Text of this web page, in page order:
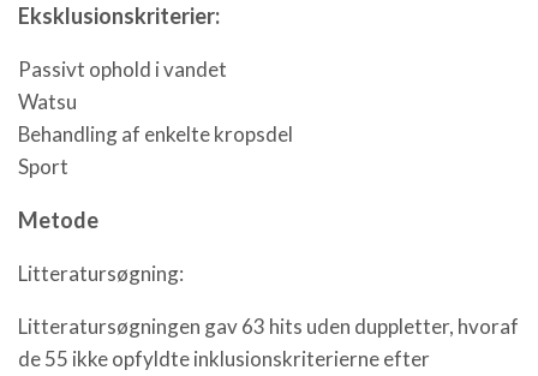
Eksklusionskriterier:
Passivt ophold i vandet
Watsu
Behandling af enkelte kropsdel
Sport
Metode
Litteratursøgning:
Litteratursøgningen gav 63 hits uden duppletter, hvoraf
de 55 ikke opfyldte inklusionskriterierne efter